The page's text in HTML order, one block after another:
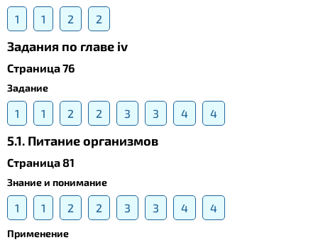
1 1 2 2
Задания по главе iv
Страница 76
Задание
1 1 2 2 3 3 4 4
5.1. Питание организмов
Страница 81
Знание и понимание
1 1 2 2 3 3 4 4
Применение